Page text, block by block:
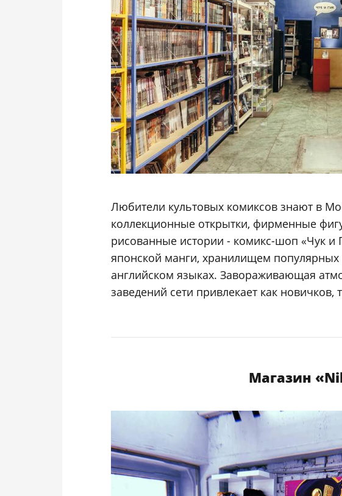
Любители культовых комиксов знают в
коллекционные открытки, фирменные
рисованные истории - комикс-шоп «Чук и
японской манги, хранилищем популярных
английском языках. Завораживающая
заведений сети привлекает как новичков,
Магазин